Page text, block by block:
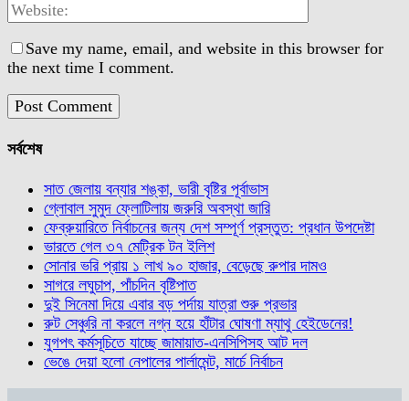
Save my name, email, and website in this browser for
the next time I comment.
সর্বশেষ
সাত জেলায় বন্যার শঙ্কা, ভারী বৃষ্টির পূর্বাভাস
গ্লোবাল সুমুদ ফ্লোটিলায় জরুরি অবস্থা জারি
ফেব্রুয়ারিতে নির্বাচনের জন্য দেশ সম্পূর্ণ প্রস্তুত: প্রধান উপদেষ্টা
ভারতে গেল ৩৭ মেট্রিক টন ইলিশ
সোনার ভরি প্রায় ১ লাখ ৯০ হাজার, বেড়েছে রুপার দামও
সাগরে লঘুচাপ, পাঁচদিন বৃষ্টিপাত
দুই সিনেমা দিয়ে এবার বড় পর্দায় যাত্রা শুরু প্রভার
রুট সেঞ্চুরি না করলে নগ্ন হয়ে হাঁটার ঘোষণা ম্যাথু হেইডেনের!
যুগপৎ কর্মসূচিতে যাচ্ছে জামায়াত-এনসিপিসহ আট দল
ভেঙে দেয়া হলো নেপালের পার্লামেন্ট, মার্চে নির্বাচন